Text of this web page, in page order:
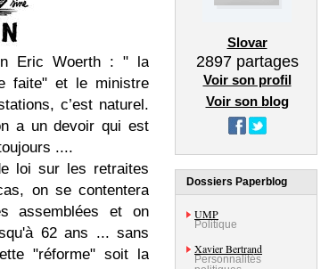
Eric Woerth : " la
faite" et le ministre
c’est naturel.
a un devoir qui est
....
loi sur les retraites
on se contentera
assemblées et on
62 ans ... sans
"réforme" soit la
Slovar
2897partages
Voir son profil
Voir son blog
Dossiers Paperblog
UMP
Politique
Xavier Bertrand
Personnalités